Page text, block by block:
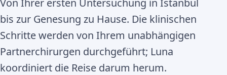
bis zur Genesung zu Hause. Die klinischen
Schritte werden von Ihrem unabhängigen
Partnerchirurgen durchgeführt; Luna
koordiniert die Reise darum herum.